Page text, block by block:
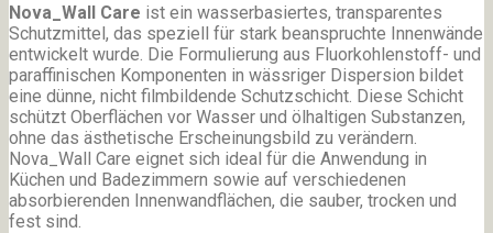
Nova_Wall Care ist ein wasserbasiertes, transparentes
Schutzmittel, das speziell für stark beanspruchte Innenwände
entwickelt wurde. Die Formulierung aus Fluorkohlenstoff- und
paraffinischen Komponenten in wässriger Dispersion bildet
eine dünne, nicht filmbildende Schutzschicht. Diese Schicht
schützt Oberflächen vor Wasser und ölhaltigen Substanzen,
ohne das ästhetische Erscheinungsbild zu verändern.
Nova_Wall Care eignet sich ideal für die Anwendung in
Küchen und Badezimmern sowie auf verschiedenen
absorbierenden Innenwandflächen, die sauber, trocken und
fest sind.